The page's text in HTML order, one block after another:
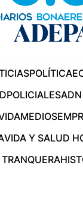
POLÍTICA
POLICIALESADN
MEDIOS
VIDA Y SALUD
TRANQUERA